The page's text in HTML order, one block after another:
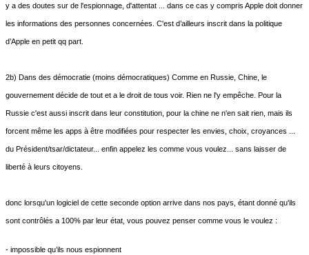
y a des doutes sur de l'espionnage, d'attentat ... dans ce cas y compris Apple doit donner
les informations des personnes concernées. C'est d’ailleurs inscrit dans la politique
d’Apple en petit qq part.
2b) Dans des démocratie (moins démocratiques) Comme en Russie, Chine, le
gouvernement décide de tout et a le droit de tous voir. Rien ne l'y empêche. Pour la
Russie c'est aussi inscrit dans leur constitution, pour la chine ne n'en sait rien, mais ils
forcent même les apps à être modifiées pour respecter les envies, choix, croyances ...
du Président/tsar/dictateur... enfin appelez les comme vous voulez... sans laisser de
liberté à leurs citoyens.
donc lorsqu'un logiciel de cette seconde option arrive dans nos pays, étant donné qu'ils
sont contrôlés a 100% par leur état, vous pouvez penser comme vous le voulez :
- impossible qu’ils nous espionnent